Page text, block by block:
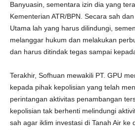
Banyuasin, sementara izin dia yang
Kementerian ATR/BPN. Secara sah
Utama lah yang harus dilindungi,
melanggar hukum dan melakukan
dan harus ditindak tegas sampai
Terakhir, Sofhuan mewakili PT. GPU
kepada pihak kepolisian yang telah
perintangan aktivitas penambangan
kepolisian tak berhenti melindungi
sah agar iklim investasi di Tanah Air ke